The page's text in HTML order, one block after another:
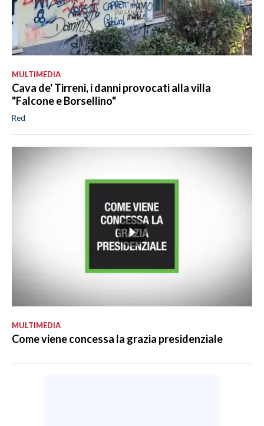
MULTIMEDIA
Cava de' Tirreni, i danni provocati alla villa
"Falcone e Borsellino"
Red
MULTIMEDIA
Come viene concessa la grazia presidenziale